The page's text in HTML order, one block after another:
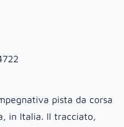
pista da corsa
in Italia. Il tracciato,